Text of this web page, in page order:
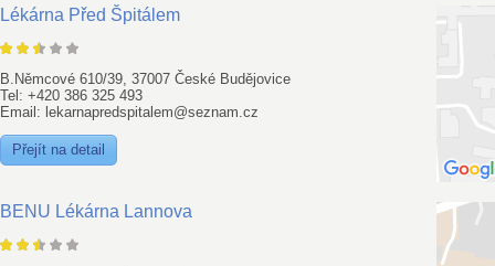
Lékárna Před Špitálem
B.Němcové 610/39, 37007 České Budějovice
Tel: +420 386 325 493
Email: lekarnapredspitalem@seznam.cz
Přejít na detail
BENU Lékárna Lannova